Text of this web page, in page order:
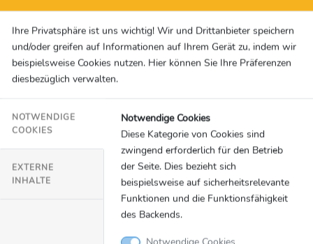
Kontakt
Rough Water& GmbH
+49 (0) 30 887 150 69-0
press@roughwaterand.com
Social Media & Links
» Alle Meldungen
MELDUNGEN
Ihre Privatsphäre ist uns wichtig! Wir und Drittanbieter speichern
und/oder greifen auf Informationen auf Ihrem Gerät zu, indem wir
beispielsweise Cookies nutzen. Hier können Sie Ihre Präferenzen
diesbezüglich verwalten.
NOTWENDIGE
COOKIES
EXTERNE
INHALTE
Notwendige Cookies
Diese Kategorie von Cookies sind
zwingend erforderlich für den Betrieb
der Seite. Dies bezieht sich
beispielsweise auf sicherheitsrelevante
Funktionen und die Funktionsfähigkeit
des Backends.